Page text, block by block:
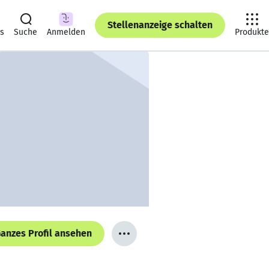
Suche Anmelden
Stellenanzeige schalten
Produkte
Profil ansehen